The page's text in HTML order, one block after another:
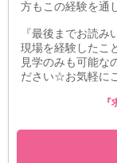
方もこの経験を通
『最後までお読み
現場を経験したこ
見学のみも可能な
ださい☆お気軽に